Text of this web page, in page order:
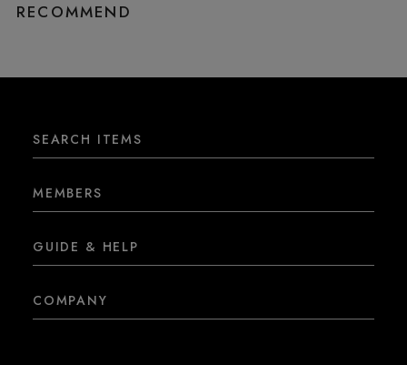
RECOMMEND
SEARCH ITEMS
MEMBERS
GUIDE & HELP
COMPANY